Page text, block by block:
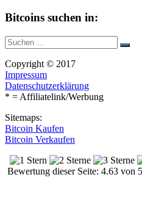
Bitcoins suchen in:
Suche
nach:
Copyright © 2017
Impressum
Datenschutzerklärung
* = Affiliatelink/Werbung
Sitemaps:
Bitcoin Kaufen
Bitcoin Verkaufen
Bewertung dieser Seite: 4.63 von